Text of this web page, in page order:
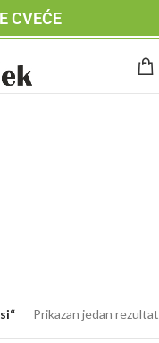
CVEĆE
Prikazan jedan rezultat